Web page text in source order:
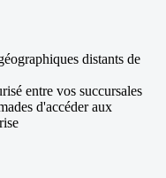
distants de
entre vos succursales
d'accéder aux